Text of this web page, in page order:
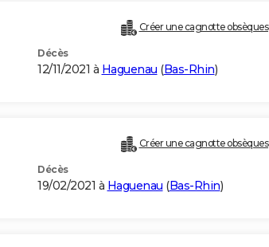
Créer une cagnotte obsèques
Décès
12/11/2021 à Haguenau (Bas-Rhin)
Créer une cagnotte obsèques
Décès
19/02/2021 à Haguenau (Bas-Rhin)